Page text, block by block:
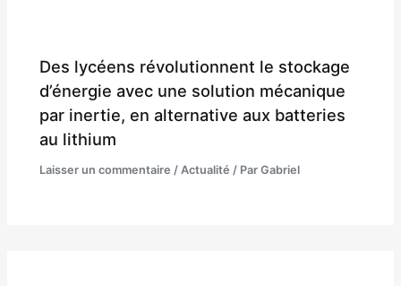
Des lycéens révolutionnent le stockage
d’énergie avec une solution mécanique
par inertie, en alternative aux batteries
au lithium
Laisser un commentaire /Actualité / ParGabriel